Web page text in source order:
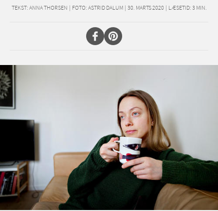
TEKST: ANNA THORSEN | FOTO: ASTRID DALUM | 30. MARTS 2020 | LÆSETID: 3 MIN.